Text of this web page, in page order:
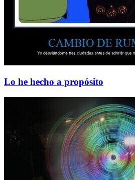
Lo he hecho a propósito